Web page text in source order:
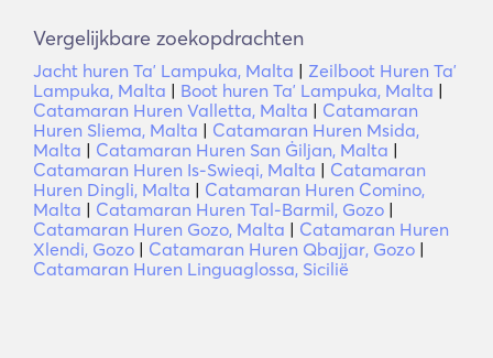
Vergelijkbare zoekopdrachten
Jacht huren Taʼ Lampuka, Malta | Zeilboot Huren Taʼ
Lampuka, Malta | Boot huren Taʼ Lampuka, Malta |
Catamaran Huren Valletta, Malta | Catamaran
Huren Sliema, Malta | Catamaran Huren Msida,
Malta | Catamaran Huren San Ġiljan, Malta |
Catamaran Huren Is-Swieqi, Malta | Catamaran
Huren Dingli, Malta | Catamaran Huren Comino,
Malta | Catamaran Huren Tal-Barmil, Gozo |
Catamaran Huren Gozo, Malta | Catamaran Huren
Xlendi, Gozo | Catamaran Huren Qbajjar, Gozo |
Catamaran Huren Linguaglossa, Sicilië